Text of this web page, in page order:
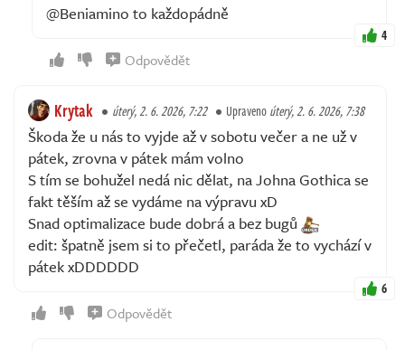
@Beniamino to každopádně
4
Odpovědět
Krytak úterý, 2. 6. 2026, 7:22 Upravenoúterý, 2. 6. 2026, 7:38
Škoda že u nás to vyjde až v sobotu večer a ne už v
pátek, zrovna v pátek mám volno
S tím se bohužel nedá nic dělat, na Johna Gothica se
fakt těším až se vydáme na výpravu xD
Snad optimalizace bude dobrá a bez bugů
edit: špatně jsem si to přečetl, paráda že to vychází v
pátek xDDDDDD
6
Odpovědět